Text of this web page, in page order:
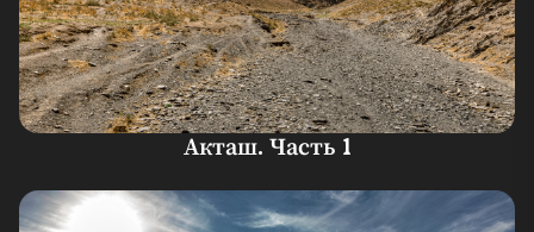
Акташ. Часть 1